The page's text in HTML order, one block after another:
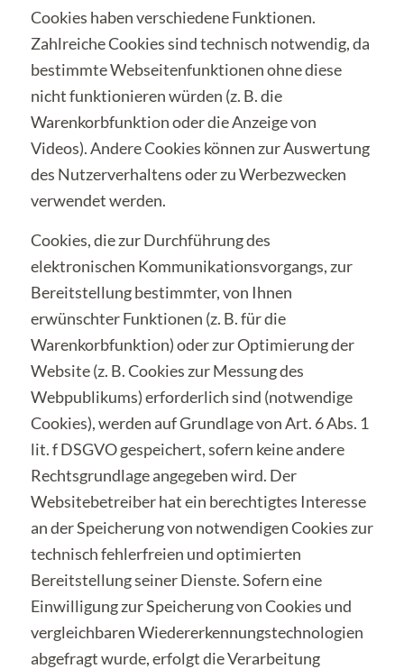
Cookies haben verschiedene Funktionen.
Zahlreiche Cookies sind technisch notwendig, da
bestimmte Webseitenfunktionen ohne diese
nicht funktionieren würden (z. B. die
Warenkorbfunktion oder die Anzeige von
Videos). Andere Cookies können zur Auswertung
des Nutzerverhaltens oder zu Werbezwecken
verwendet werden.
Cookies, die zur Durchführung des
elektronischen Kommunikationsvorgangs, zur
Bereitstellung bestimmter, von Ihnen
erwünschter Funktionen (z. B. für die
Warenkorbfunktion) oder zur Optimierung der
Website (z. B. Cookies zur Messung des
Webpublikums) erforderlich sind (notwendige
Cookies), werden auf Grundlage von Art. 6 Abs. 1
lit. f DSGVO gespeichert, sofern keine andere
Rechtsgrundlage angegeben wird. Der
Websitebetreiber hat ein berechtigtes Interesse
an der Speicherung von notwendigen Cookies zur
technisch fehlerfreien und optimierten
Bereitstellung seiner Dienste. Sofern eine
Einwilligung zur Speicherung von Cookies und
vergleichbaren Wiedererkennungstechnologien
abgefragt wurde, erfolgt die Verarbeitung